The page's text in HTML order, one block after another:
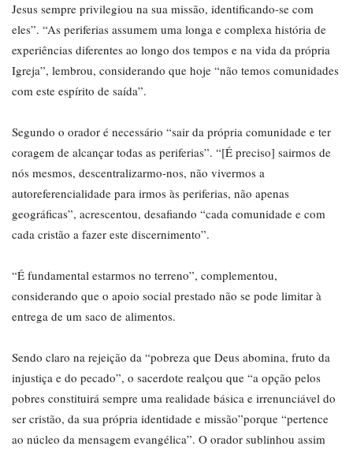
Jesus sempre privilegiou na sua missão, identificando-se com
eles”. “As periferias assumem uma longa e complexa história de
experiências diferentes ao longo dos tempos e na vida da própria
Igreja”, lembrou, considerando que hoje “não temos comunidades
com este espírito de saída”.
Segundo o orador é necessário “sair da própria comunidade e ter
coragem de alcançar todas as periferias”. “[É preciso] sairmos de
nós mesmos, descentralizarmo-nos, não vivermos a
autoreferencialidade para irmos às periferias, não apenas
geográficas”, acrescentou, desafiando “cada comunidade e com
cada cristão a fazer este discernimento”.
“É fundamental estarmos no terreno”, complementou,
considerando que o apoio social prestado não se pode limitar à
entrega de um saco de alimentos.
Sendo claro na rejeição da “pobreza que Deus abomina, fruto da
injustiça e do pecado”, o sacerdote realçou que “a opção pelos
pobres constituirá sempre uma realidade básica e irrenunciável do
ser cristão, da sua própria identidade e missão”porque “pertence
ao núcleo da mensagem evangélica”. O orador sublinhou assim